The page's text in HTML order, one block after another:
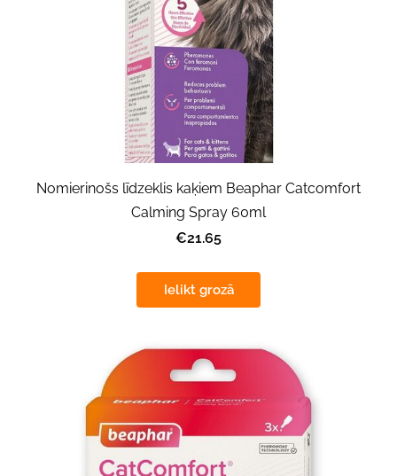
Nomierinošs līdzeklis kaķiem Beaphar Catcomfort
Calming Spray 60ml
€21.65
Ielikt grozā